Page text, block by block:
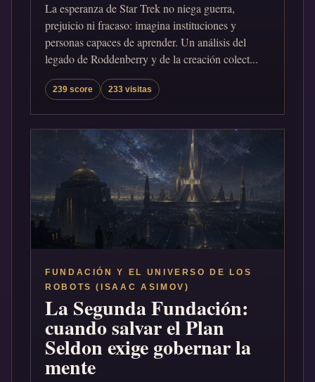
La esperanza de Star Trek no niega guerra,
prejuicio ni fracaso: imagina instituciones y
personas capaces de aprender. Un análisis del
legado de Roddenberry y de la creación colect...
239 score 233 visitas
FUNDACIÓN Y EL UNIVERSO DE LOS
ROBOTS (ISAAC ASIMOV)
La Segunda Fundación:
cuando salvar el Plan
Seldon exige gobernar la
mente